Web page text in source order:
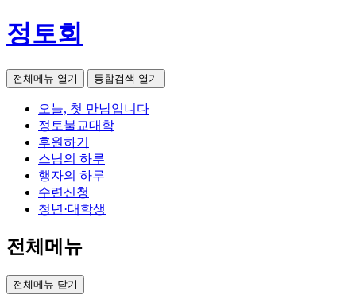
정토회
전체메뉴 열기 통합검색 열기
오늘, 첫 만남입니다
정토불교대학
후원하기
스님의 하루
행자의 하루
수련신청
청년·대학생
전체메뉴
전체메뉴 닫기